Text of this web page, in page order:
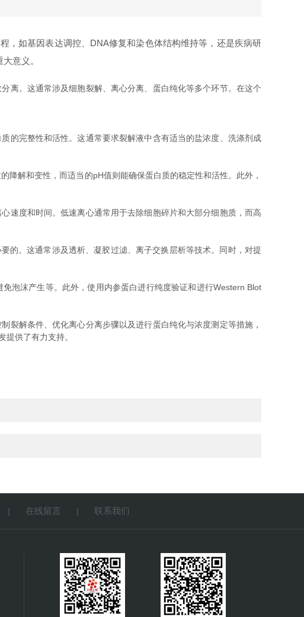
如基因表达调控、DNA修复和染色体结构维持等，还是疾病研
意义。
。这通常涉及细胞裂解、离心分离、蛋白纯化等多个环节。在这个
完整性和活性。这通常要求裂解液中含有适当的盐浓度、洗涤剂成
解和变性，而适当的pH值则能确保蛋白质的稳定性和活性。此外，
度和时间。低速离心通常用于去除细胞碎片和大部分细胞质，而高
。这通常涉及透析、凝胶过滤、离子交换层析等技术。同时，对提
沫产生等。此外，使用内参蛋白进行纯度验证和进行Western Blot
解条件、优化离心分离步骤以及进行蛋白纯化与浓度测定等措施，
供了有力支持。
| 在线留言 | 联系我们